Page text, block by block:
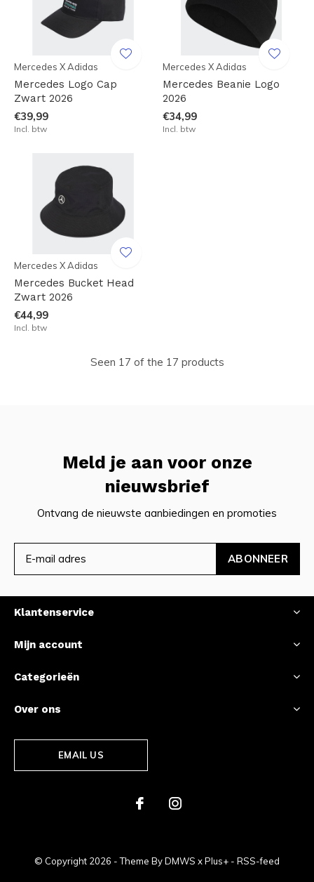
Mercedes X Adidas
Mercedes Logo Cap
Zwart 2026
€39,99
Incl. btw
Mercedes X Adidas
Mercedes Beanie Logo
2026
€34,99
Incl. btw
Mercedes X Adidas
Mercedes Bucket Head
Zwart 2026
€44,99
Incl. btw
Seen 17 of the 17 products
Meld je aan voor onze
nieuwsbrief
Ontvang de nieuwste aanbiedingen en promoties
ABONNEER
Klantenservice
Mijn account
Categorieën
Over ons
EMAIL US
© Copyright 2026 - Theme ByDMWS xPlus+ - RSS-feed